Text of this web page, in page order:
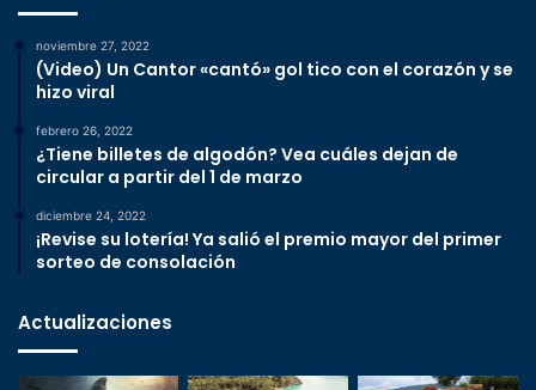
noviembre 27, 2022
(Video) Un Cantor «cantó» gol tico con el corazón y se
hizo viral
febrero 26, 2022
¿Tiene billetes de algodón? Vea cuáles dejan de
circular a partir del 1 de marzo
diciembre 24, 2022
¡Revise su lotería! Ya salió el premio mayor del primer
sorteo de consolación
Actualizaciones